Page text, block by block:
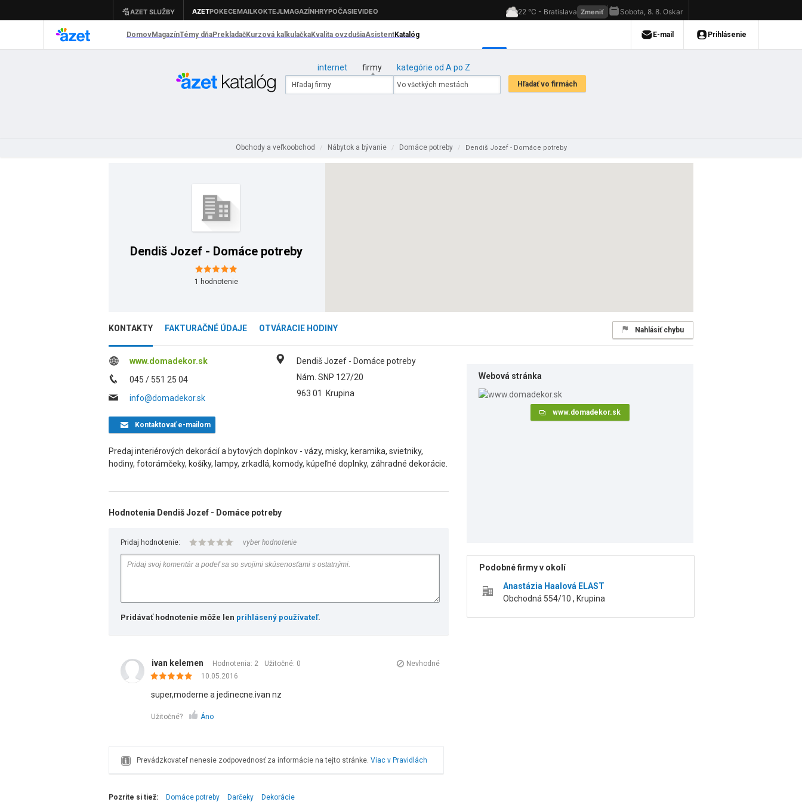
internet firmy kategórie od A po Z
Obchody a veľkoobchod / Nábytok a bývanie / Domáce potreby / Dendiš Jozef - Domáce potreby
Dendiš Jozef - Domáce potreby
1 hodnotenie
KONTAKTY FAKTURAČNÉ ÚDAJE OTVÁRACIE HODINY Nahlásiť chybu
www.domadekor.sk
045 / 551 25 04
info@domadekor.sk
Dendiš Jozef - Domáce potreby
Nám. SNP 127/20
963 01
Krupina
Kontaktovaťe-mailom
Predaj interiérových dekorácií a bytových doplnkov - vázy, misky, keramika, svietniky,
hodiny, fotorámčeky, košíky, lampy, zrkadlá, komody, kúpeľné doplnky, záhradné dekorácie.
Hodnotenia Dendiš Jozef - Domáce potreby
Pridaj hodnotenie: vyber hodnotenie
Pridávať hodnotenie môže len prihlásený používateľ.
ivan kelemen Hodnotenia: 2 Užitočné: 0
Nevhodné
10.05.2016
super,moderne a jedinecne.ivan nz
Užitočné? Áno
Prevádzkovateľ nenesie zodpovednosť za informácie na tejto stránke. Viac v Pravidlách
Webová stránka
www.domadekor.sk
Podobné firmy v okolí
Anastázia Haalová ELAST
Obchodná 554/10 , Krupina
Pozrite si tiež: Domáce potreby Darčeky Dekorácie